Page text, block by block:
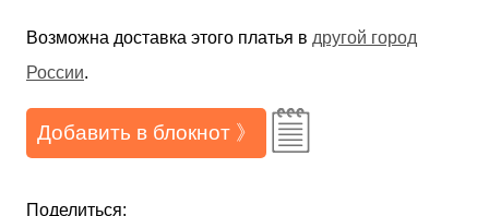
Возможна доставка этого платья в другой город
России.
Добавить в блокнот 》
Поделиться: